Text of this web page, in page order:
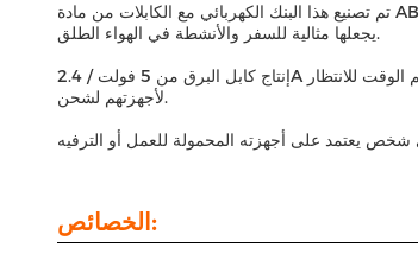
تم تصنيع هذا البنك الكهربائي مع الكابلات من مادة ABS + PC عالية الجودة ، مما يجعله متينًا وآمنًا للاستخدام اليومي. حجمها المدمج 149.2 * 69.3 * 30.4ملم يجعل من السهل حملها ويتلاءم تماما في حقيبتك أو جيبك، مما
يجعلها مثالية للسفر والأنشطة في الهواء الطلق.
إنتاج كابل البرق من 5 فولت / 2.4A يضمن أن أجهزتك يتم شحنها بسرعة وكفاءة، مما يوفر لك الوقت والمتاعب.هذا البنك الكهربائي للشحن السريع مثالي لأولئك الذين هم دائما على الذهاب وليس لديهم الوقت للانتظار
لأجهزتهم لشحن.
الخصائص: